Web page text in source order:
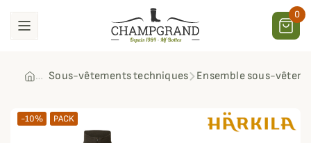
0
Sous-vêtements techniques Ensemble sous-
-10% PACK